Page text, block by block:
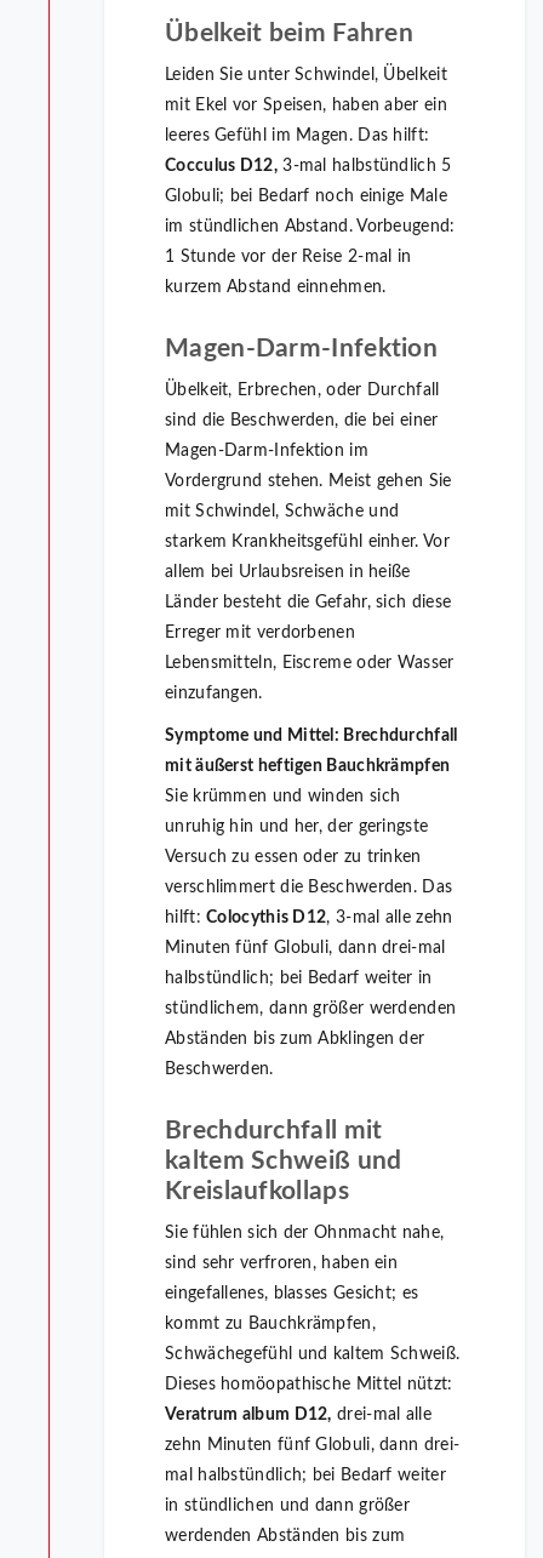
Übelkeit beim Fahren
Leiden Sie unter Schwindel, Übelkeit
mit Ekel vor Speisen, haben aber ein
leeres Gefühl im Magen. Das hilft:
Cocculus D12,3-mal halbstündlich 5
Globuli; bei Bedarf noch einige Male
im stündlichen Abstand. Vorbeugend:
1 Stunde vor der Reise 2-mal in
kurzem Abstand einnehmen.
Magen-Darm-Infektion
Übelkeit, Erbrechen, oder Durchfall
sind die Beschwerden, die bei einer
Magen-Darm-Infektion im
Vordergrund stehen. Meist gehen Sie
mit Schwindel, Schwäche und
starkem Krankheitsgefühl einher. Vor
allem bei Urlaubsreisen in heiße
Länder besteht die Gefahr, sich diese
Erreger mit verdorbenen
Lebensmitteln, Eiscreme oder Wasser
einzufangen.
Symptome und Mittel: Brechdurchfall
mit äußerst heftigen Bauchkrämpfen
Sie krümmen und winden sich
unruhig hin und her, der geringste
Versuch zu essen oder zu trinken
verschlimmert die Beschwerden. Das
hilft:Colocythis D12, 3-mal alle zehn
Minuten fünf Globuli, dann drei-mal
halbstündlich; bei Bedarf weiter in
stündlichem, dann größer werdenden
Abständen bis zum Abklingen der
Beschwerden.
Brechdurchfall mit
kaltem Schweiß und
Kreislaufkollaps
Sie fühlen sich der Ohnmacht nahe,
sind sehr verfroren, haben ein
eingefallenes, blasses Gesicht; es
kommt zu Bauchkrämpfen,
Schwächegefühl und kaltem Schweiß.
Dieses homöopathische Mittel nützt:
Veratrum album D12, drei-mal alle
zehn Minuten fünf Globuli, dann drei-
mal halbstündlich; bei Bedarf weiter
in stündlichen und dann größer
werdenden Abständen bis zum